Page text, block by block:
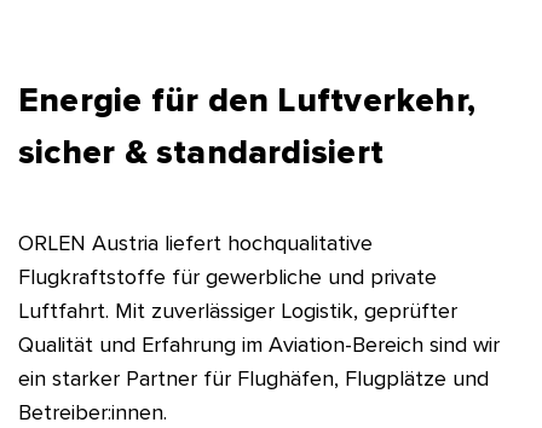
Energie für den Luftverkehr,
sicher & standardisiert
ORLEN Austria liefert hochqualitative
Flugkraftstoffe für gewerbliche und private
Luftfahrt. Mit zuverlässiger Logistik, geprüfter
Qualität und Erfahrung im Aviation-Bereich sind wir
ein starker Partner für Flughäfen, Flugplätze und
Betreiber:innen.